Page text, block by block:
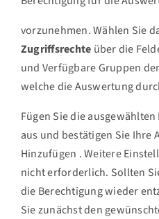
vorzunehmen. Wählen Sie
Zugriffsrechte über die
und Verfügbare Gruppen
welche die Auswertung
Fügen Sie die
aus und bestätigen Sie Ihre
Hinzufügen . Weitere
nicht erforderlich. Sollten
die Berechtigung wieder
Sie zunächst den